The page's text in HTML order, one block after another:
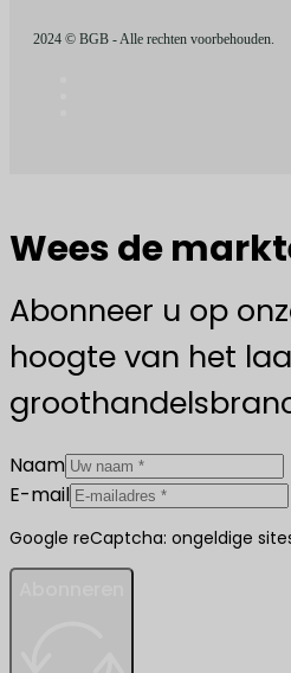
2024 © BGB - Alle rechten voorbehouden.
Wees de
Abonneer u op
hoogte van het
Naam
E-mail
Google reCaptcha: ongeldige